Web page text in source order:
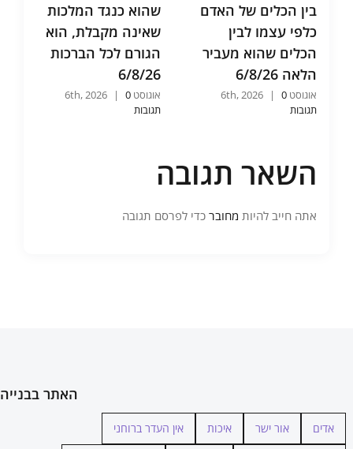
בין הכלים של האדם
כלפי עצמו לבין
הכלים שהוא מעביר
הלאה 6/8/26
אוגוסט 6th, 2026 |
0
תגובות
שהוא כנגד המלכות
שאינה מקבלת, הוא
הגורם לכל הברכות
6/8/26
אוגוסט 6th, 2026 |
0
תגובות
השאר תגובה
אתה חייב להיות מחובר כדי לפרסם תגובה
האתר בבנייה
אדים אור ישר איכות אין העדר ברוחני